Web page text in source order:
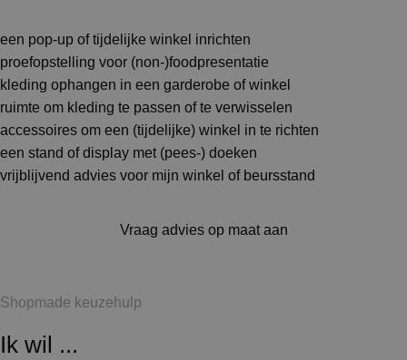
een pop-up of tijdelijke winkel inrichten
proefopstelling voor (non-)foodpresentatie
kleding ophangen in een garderobe of winkel
ruimte om kleding te passen of te verwisselen
accessoires om een (tijdelijke) winkel in te richten
een stand of display met (pees-) doeken
vrijblijvend advies voor mijn winkel of beursstand
Vraag advies op maat aan
Shopmade keuzehulp
Ik wil ...